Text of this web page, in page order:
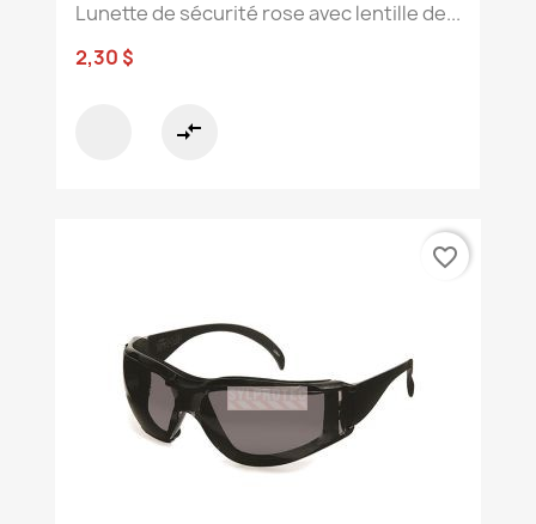
Lunette de sécurité rose avec lentille de...
2,30 $
compare_arrows
favorite_border